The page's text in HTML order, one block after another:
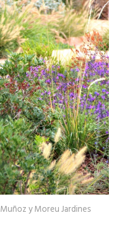
y Moreu Jardines